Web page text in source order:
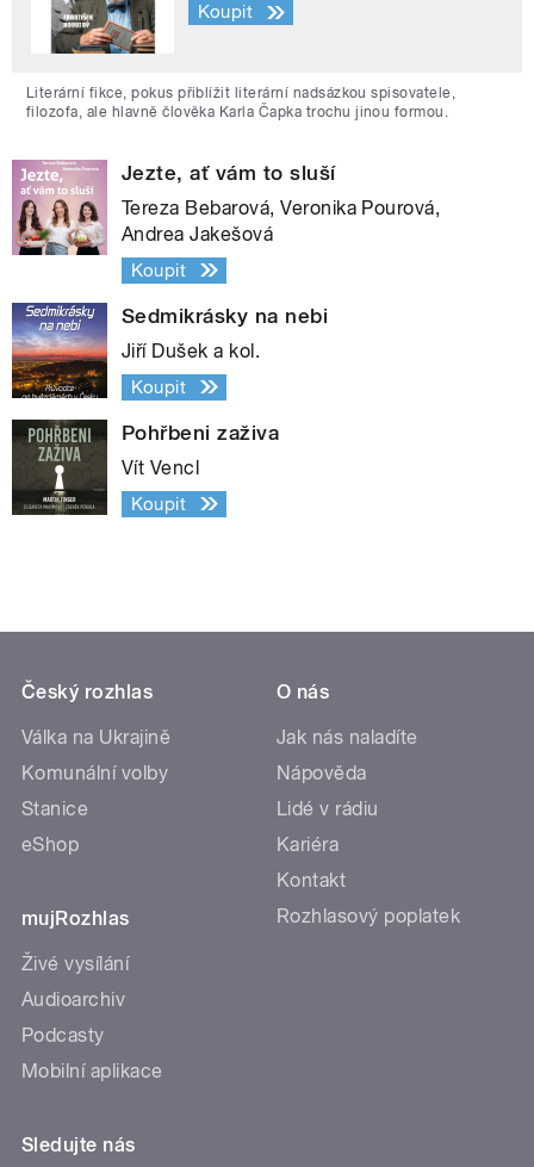
Koupit
Literární fikce, pokus přiblížit literární nadsázkou spisovatele,
filozofa, ale hlavně člověka Karla Čapka trochu jinou formou.
Jezte, ať vám to sluší
Tereza Bebarová, Veronika Pourová,
Andrea Jakešová
Koupit
Sedmikrásky na nebi
Jiří Dušek a kol.
Koupit
Pohřbeni zaživa
Vít Vencl
Koupit
Český rozhlas
Válka na Ukrajině
Komunální volby
Stanice
eShop
mujRozhlas
Živé vysílání
Audioarchiv
Podcasty
Mobilní aplikace
O nás
Jak nás naladíte
Nápověda
Lidé v rádiu
Kariéra
Kontakt
Rozhlasový poplatek
Sledujte nás